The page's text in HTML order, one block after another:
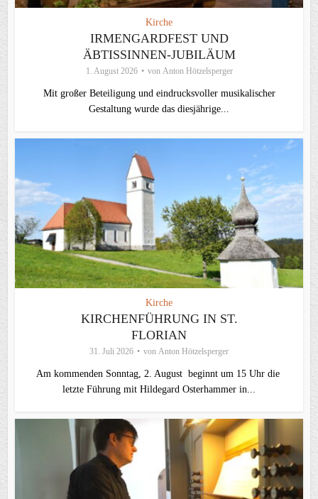
Kirche
IRMENGARDFEST UND
ÄBTISSINNEN-JUBILÄUM
1. August 2026 von Anton Hötzelsperger
Mit großer Beteiligung und eindrucksvoller musikalischer
Gestaltung wurde das diesjährige...
Kirche
KIRCHENFÜHRUNG IN ST.
FLORIAN
31. Juli 2026 von Anton Hötzelsperger
Am kommenden Sonntag, 2. August beginnt um 15 Uhr die
letzte Führung mit Hildegard Osterhammer in...